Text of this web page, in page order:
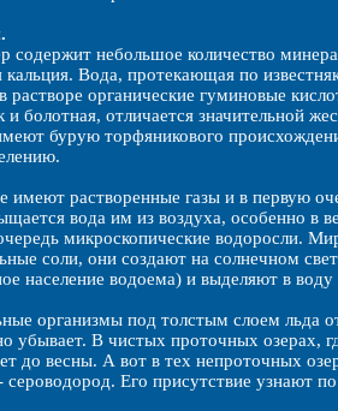
содержит небольшое количество
кальция. Вода, протекающая по
органические гуминовые
и болотная, отличается значительной
бурую торфяникового
имеют растворенные газы и в первую
вода им из воздуха, особенно в
микроскопические водоросли.
соли, они создают на солнечном
население водоема) и выделяют в воду
организмы под толстым слоем
убывает. В чистых проточных озерах,
до весны. А вот в тех непроточных
- сероводород. Его присутствие узнают